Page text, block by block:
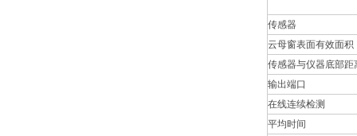
传感器
云母窗表面有效面积
传感器与仪器底部距
输出端口
在线连续检测
平均时间